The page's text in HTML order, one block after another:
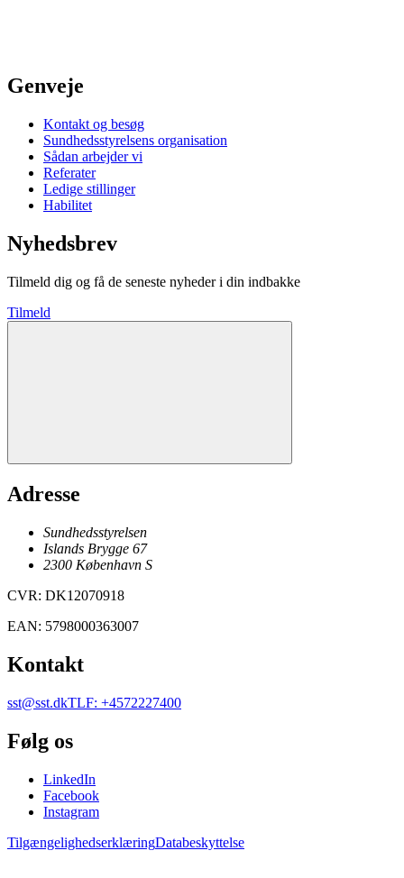
Genveje
Kontakt og besøg
Sundhedsstyrelsens organisation
Sådan arbejder vi
Referater
Ledige stillinger
Habilitet
Nyhedsbrev
Tilmeld dig og få de seneste nyheder i din indbakke
Tilmeld
Adresse
Sundhedsstyrelsen
Islands Brygge 67
2300 København S
CVR: DK12070918
EAN: 5798000363007
Kontakt
sst@sst.dkTLF: +4572227400
Følg os
LinkedIn
Facebook
Instagram
TilgængelighedserklæringDatabeskyttelse